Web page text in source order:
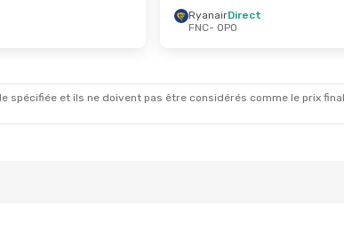
RyanairDirect
FNC- OPO
et ils ne doivent pas être considérés comme le prix